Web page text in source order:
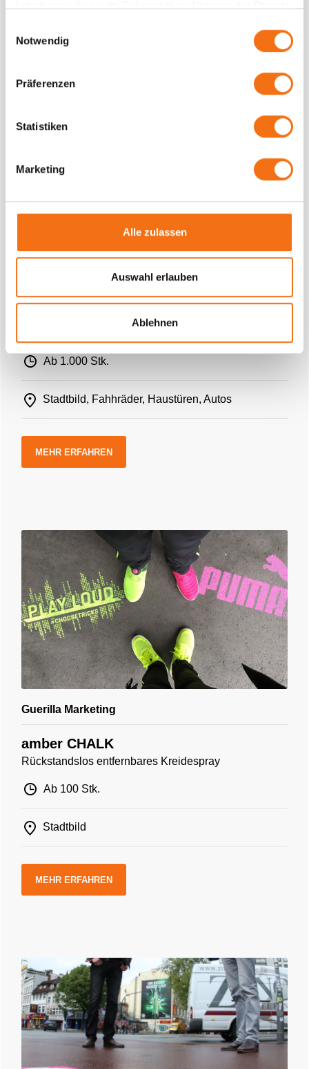
Notwendig
Präferenzen
Statistiken
Marketing
Alle zulassen
Auswahl erlauben
Ablehnen
Guerilla Marketing
Ab 1.000 Stk.
Stadtbild, Fahhräder, Haustüren, Autos
MEHR ERFAHREN
Guerilla Marketing
amber CHALK
Rückstandslos entfernbares Kreidespray
Ab 100 Stk.
Stadtbild
MEHR ERFAHREN